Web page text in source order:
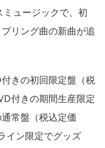
ュージックで、初
リング曲の新曲が追
きの初回限定盤（税
付きの期間生産限定
常盤（税込定価
イン限定でグッズ